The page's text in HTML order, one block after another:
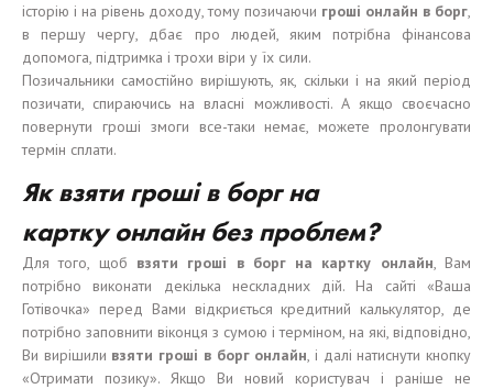
історію і на рівень доходу, тому позичаючи гроші онлайн в борг,
в першу чергу, дбає про людей, яким потрібна фінансова
допомога, підтримка і трохи віри у їх сили.
Позичальники самостійно вирішують, як, скільки і на який період
позичати, спираючись на власні можливості. А якщо своєчасно
повернути гроші змоги все-таки немає, можете пролонгувати
термін сплати.
Як взяти гроші в борг на
картку онлайн без проблем?
Для того, щоб взяти гроші в борг на картку онлайн, Вам
потрібно виконати декілька нескладних дій. На сайті «Ваша
Готівочка» перед Вами відкриється кредитний калькулятор, де
потрібно заповнити віконця з сумою і терміном, на які, відповідно,
Ви вирішили взяти гроші в борг онлайн, і далі натиснути кнопку
«Отримати позику». Якщо Ви новий користувач і раніше не